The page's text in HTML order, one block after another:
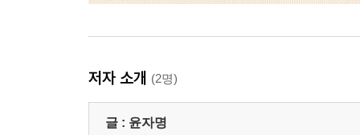
저자 소개 (2명)
글 : 윤자명